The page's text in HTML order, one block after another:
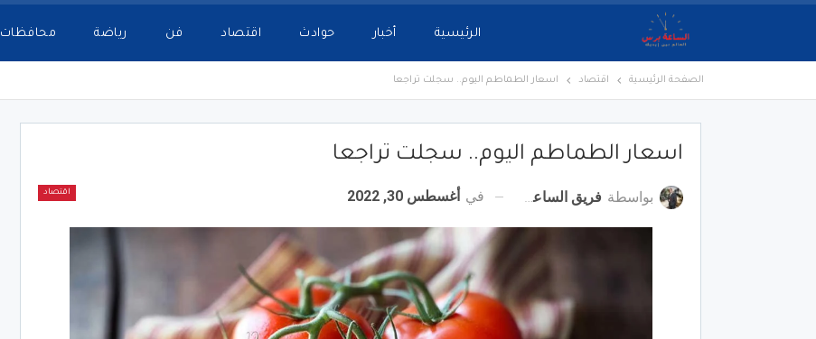
الرئيسية أخبار حوادث اقتصاد فن رياضة محافظات
الصفحة الرئيسية اقتصاد اسعار الطماطم اليوم.. سجلت تراجعا
اسعار الطماطم اليوم.. سجلت تراجعا
اقتصاد بواسطة فريق الساعة برس في أغسطس 30, 2022